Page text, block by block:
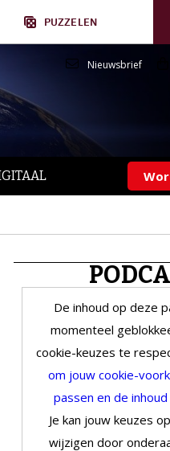
PUZZELEN
Nieuwsbrief
De inhoud op deze
momenteel
cookie-keuzes te
om jouw cookie-
passen en de
Je kan jouw keuzes
wijzigen door